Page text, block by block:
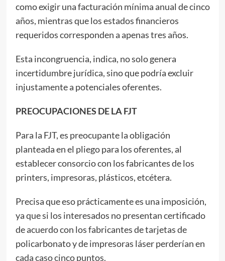
como exigir una facturación mínima anual de cinco
años, mientras que los estados financieros
requeridos corresponden a apenas tres años.
Esta incongruencia, indica, no solo genera
incertidumbre jurídica, sino que podría excluir
injustamente a potenciales oferentes.
PREOCUPACIONES DE LA FJT
Para la FJT, es preocupante la obligación
planteada en el pliego para los oferentes, al
establecer consorcio con los fabricantes de los
printers, impresoras, plásticos, etcétera.
Precisa que eso prácticamente es una imposición,
ya que si los interesados no presentan certificado
de acuerdo con los fabricantes de tarjetas de
policarbonato y de impresoras láser perderían en
cada caso cinco puntos.